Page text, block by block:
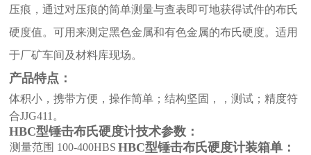
压痕，通过对压痕的简单测量与查表即可地获得试件的布氏
硬度值。可用来测定黑色金属和有色金属的布氏硬度。适用
于厂矿车间及材料库现场。
产品特点：
体积小，携带方便，操作简单；结构坚固，，测试；精度符
合JJG411。
HBC型锤击布氏硬度计技术参数：
测量范围 100-400HBS HBC型锤击布氏硬度计装箱单：